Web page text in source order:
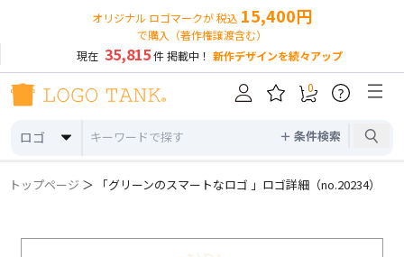
オリジナル ロゴマークが 税込 15,400円
で購入（著作権譲渡含む）
現在 35,815件 掲載中！ 新作デザインを続々アップ
ロゴ ＋ 条件検索
0 ?
トップページ ＞ 「グリーンのスマートなロゴ 」ロゴ詳細（no.20234）